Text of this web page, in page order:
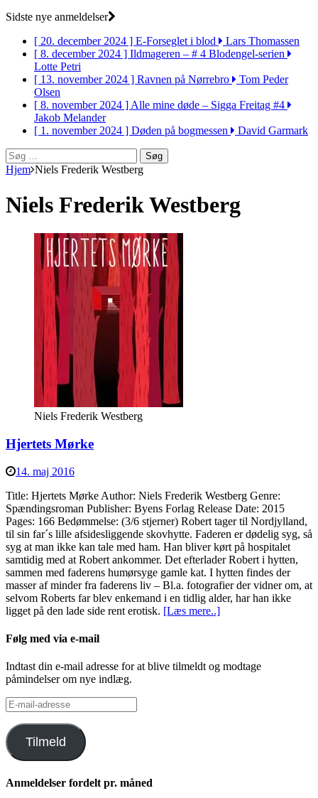
Sidste nye anmeldelser
[ 20. december 2024 ] E-Forseglet i blod
Lars Thomassen
[ 8. december 2024 ] Ildmageren – # 4 Blodengel-serien
Lotte Petri
[ 13. november 2024 ] Ravnen på Nørrebro
Tom Peder
Olsen
[ 8. november 2024 ]Alle mine døde – Sigga Freitag #4
Jakob Melander
[ 1. november 2024 ] Døden på bogmessen
David Garmark
Søg
efter:
Hjem Niels Frederik Westberg
Niels Frederik Westberg
Niels Frederik Westberg
Hjertets Mørke
14. maj 2016
Title: Hjertets Mørke Author: Niels Frederik Westberg Genre:
Spændingsroman Publisher: Byens Forlag Release Date: 2015
Pages: 166 Bedømmelse: (3/6 stjerner) Robert tager til Nordjylland,
til sin far´s lille afsidesliggende skovhytte. Faderen er dødelig syg, så
syg at man ikke kan tale med ham. Han bliver kørt på hospitalet
samtidig med at Robert ankommer. Det efterlader Robert i hytten,
sammen med faderens humørsyge gamle kat. I hytten findes der
masser af minder fra faderens liv – Bl.a. fotografier der vidner om, at
selvom Roberts far blev enkemand i en tidlig alder, har han ikke
ligget på den lade side rent erotisk. [Læs mere..]
Følg med via e-mail
Indtast din e-mail adresse for at blive tilmeldt og modtage
påmindelser om nye indlæg.
E-
mail-
adresse
Tilmeld
Anmeldelser fordelt pr. måned